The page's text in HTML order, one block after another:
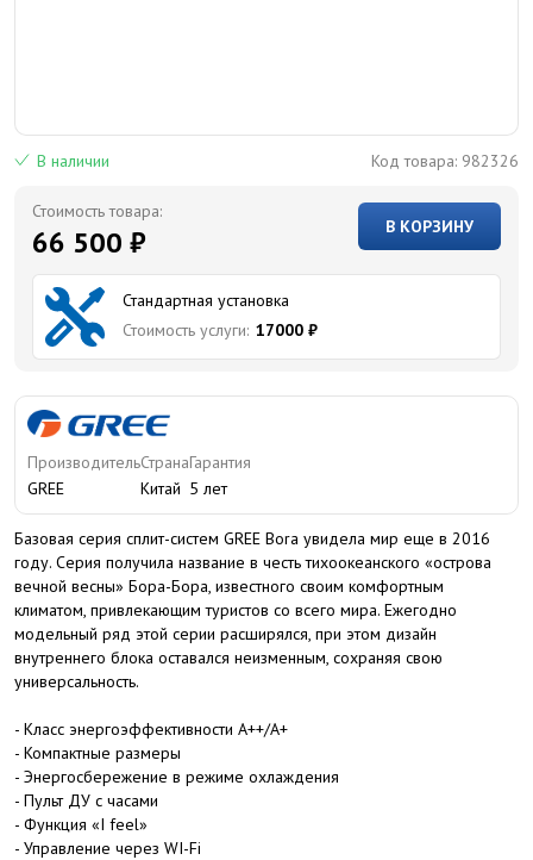
В наличии Код товара: 982326
В КОРЗИНУ
Стоимость товара:
66 500 ₽
Стандартная установка
Стоимость услуги: 17000 ₽
Производитель
GREE
Страна
Китай
Гарантия
5 лет
Базовая серия сплит-систем GREE Bora увидела мир еще в 2016
году. Серия получила название в честь тихоокеанского «острова
вечной весны» Бора-Бора, известного своим комфортным
климатом, привлекающим туристов со всего мира. Ежегодно
модельный ряд этой серии расширялся, при этом дизайн
внутреннего блока оставался неизменным, сохраняя свою
универсальность.
- Класс энергоэффективности А++/А+
- Компактные размеры
- Энергосбережение в режиме охлаждения
- Пульт ДУ с часами
- Функция «I feel»
- Управление через WI-Fi